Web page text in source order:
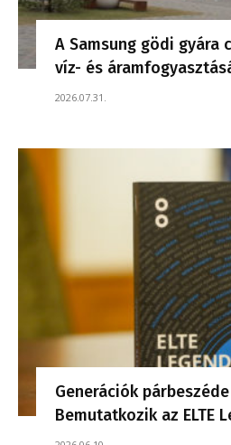
A Samsung gödi gyára
víz- és
2026.07.31.
Generációk
Bemutatkozik az ELTE